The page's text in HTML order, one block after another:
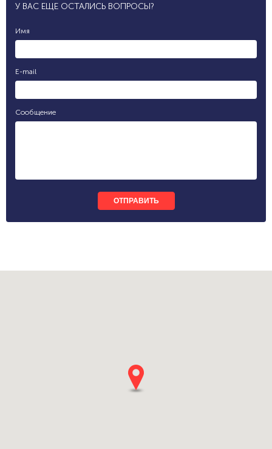
У ВАС ЕЩЕ ОСТАЛИСЬ ВОПРОСЫ?
Имя
E-mail
Сообщение
ОТПРАВИТЬ